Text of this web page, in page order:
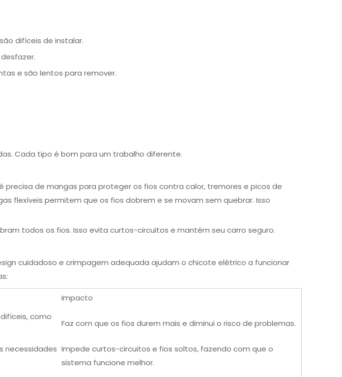
difíceis de instalar.
e são lentos para remover.
Cada tipo é bom para um trabalho diferente.
de mangas para proteger os fios contra calor, tremores e picos de
flexíveis permitem que os fios dobrem e se movam sem quebrar. Isso
todos os fios. Isso evita curtos-circuitos e mantém seu carro seguro.
cuidadoso e crimpagem adequada ajudam o chicote elétrico a funcionar
Impacto
como
Faz com que os fios durem mais e diminui o risco de problemas.
necessidades Impede curtos-circuitos e fios soltos, fazendo com que o
sistema funcione melhor.